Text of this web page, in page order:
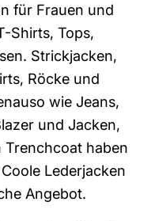
für Frauen und
Shirts, Tops,
Strickjacken,
Röcke und
wie Jeans,
und Jacken,
Trenchcoat haben
Lederjacken
Angebot.